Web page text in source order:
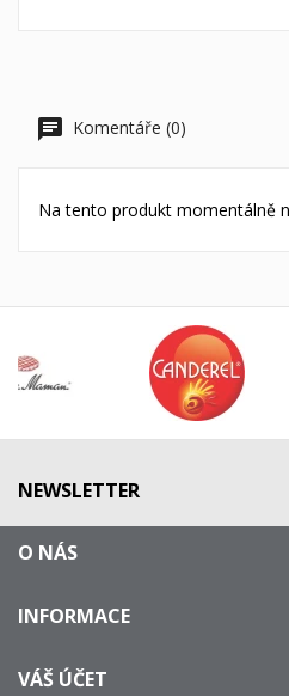
Komentáře (0)
Na tento produkt momentálně
NEWSLETTER
O NÁS
INFORMACE
VÁŠ ÚČET